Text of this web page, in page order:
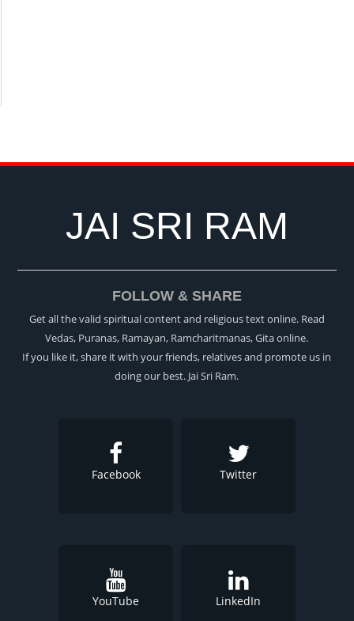
JAI SRI RAM
FOLLOW & SHARE
Get all the valid spiritual content and religious text online. Read
Vedas, Puranas, Ramayan, Ramcharitmanas, Gita online.
If you like it, share it with your friends, relatives and promote us in
doing our best. Jai Sri Ram.
Facebook Twitter
YouTube LinkedIn